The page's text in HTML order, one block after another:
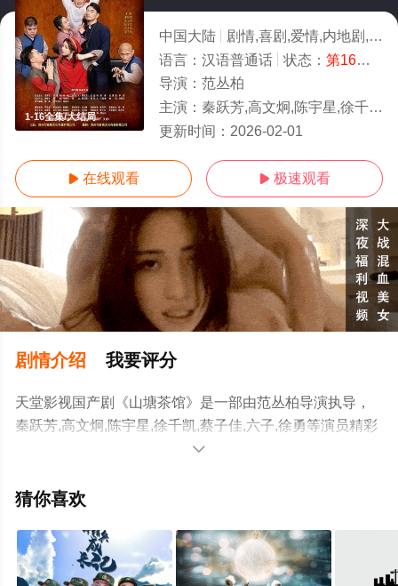
1-16全集/大结局
中国大陆
剧情,喜剧,爱情,内地剧,内地
语言： 汉语普通话 状态： 第16集已完结
导演： 范丛柏
主演： 秦跃芳,高文炯,陈宇星,徐千凯,蔡子佳,六子,徐勇
更新时间： 2026-02-01
 在线观看  极速观看
剧情介绍 我要评分
天堂影视国产剧《山塘茶馆》是一部由范丛柏导演执导，
秦跃芳,高文炯,陈宇星,徐千凯,蔡子佳,六子,徐勇等演员精彩
演绎的中国大陆电视剧，大结局剧情已揭晓（1-16全
堂电影网，更多相关信息可移步至豆瓣电视剧、电视猫或

猜你喜欢